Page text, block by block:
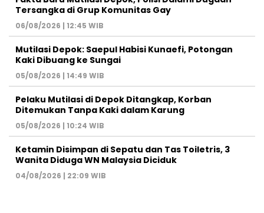
Tersangka di Grup Komunitas Gay
06/08/2026 | 12:45 WIB
Mutilasi Depok: Saepul Habisi Kunaefi, Potongan
Kaki Dibuang ke Sungai
05/08/2026 | 14:49 WIB
Pelaku Mutilasi di Depok Ditangkap, Korban
Ditemukan Tanpa Kaki dalam Karung
05/08/2026 | 10:24 WIB
Ketamin Disimpan di Sepatu dan Tas Toiletris, 3
Wanita Diduga WN Malaysia Diciduk
04/08/2026 | 22:09 WIB